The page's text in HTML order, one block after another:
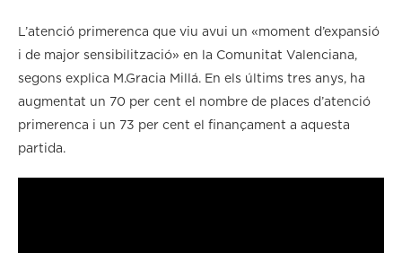
L’atenció primerenca que viu avui un «moment d’expansió
i de major sensibilització» en la Comunitat Valenciana,
segons explica M.Gracia Millá. En els últims tres anys, ha
augmentat un 70 per cent el nombre de places d’atenció
primerenca i un 73 per cent el finançament a aquesta
partida.